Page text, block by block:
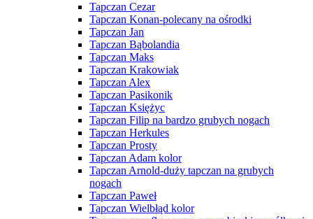
Tapczan Cezar
Tapczan Konan-polecany na ośrodki
Tapczan Jan
Tapczan Bąbolandia
Tapczan Maks
Tapczan Krakowiak
Tapczan Alex
Tapczan Pasikonik
Tapczan Księżyc
Tapczan Filip na bardzo grubych nogach
Tapczan Herkules
Tapczan Prosty
Tapczan Adam kolor
Tapczan Arnold-duży tapczan na grubych
nogach
Tapczan Paweł
Tapczan Wielbłąd kolor